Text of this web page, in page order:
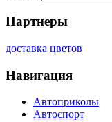
Партнеры
доставка цветов
Навигация
Автоприколы
Автоспорт